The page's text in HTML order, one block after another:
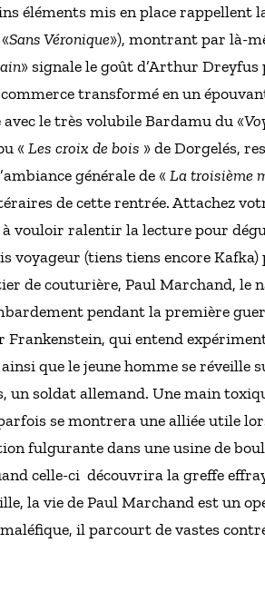
éléments mis en place rappellent
Sans Véronique»), montrant par là-
» signale le goût d’Arthur
transformé en un
le très volubile Bardamu du «
« Les croix de bois » de Dorgelés,
générale de « La troisième
de cette rentrée. Attachez
vouloir ralentir la lecture pour
voyageur (tiens tiens encore Kafka)
de couturière, Paul Marchand, le
pendant la première
qui entend
que le jeune homme se réveille
soldat allemand. Une main
se montrera une alliée utile
fulgurante dans une usine de
celle-ci découvrira la greffe
la vie de Paul Marchand est un
il parcourt de vastes